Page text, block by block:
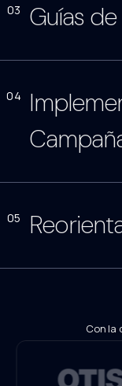
03 Guías
04
05
Con la